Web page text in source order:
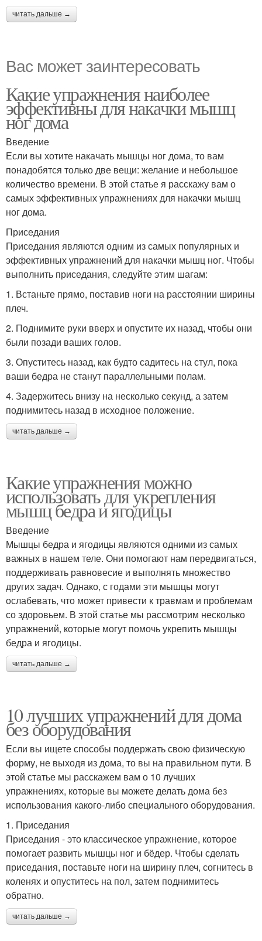
читать дальше →
Вас может заинтересовать
Какие упражнения наиболее
эффективны для накачки мышц
ног дома
Введение
Если вы хотите накачать мышцы ног дома, то вам
понадобятся только две вещи: желание и небольшое
количество времени. В этой статье я расскажу вам о
самых эффективных упражнениях для накачки мышц
ног дома.
Приседания
Приседания являются одним из самых популярных и
эффективных упражнений для накачки мышц ног. Чтобы
выполнить приседания, следуйте этим шагам:
1. Встаньте прямо, поставив ноги на расстоянии ширины
плеч.
2. Поднимите руки вверх и опустите их назад, чтобы они
были позади ваших голов.
3. Опуститесь назад, как будто садитесь на стул, пока
ваши бедра не станут параллельными полам.
4. Задержитесь внизу на несколько секунд, а затем
поднимитесь назад в исходное положение.
читать дальше →
Какие упражнения можно
использовать для укрепления
мышц бедра и ягодицы
Введение
Мышцы бедра и ягодицы являются одними из самых
важных в нашем теле. Они помогают нам передвигаться,
поддерживать равновесие и выполнять множество
других задач. Однако, с годами эти мышцы могут
ослабевать, что может привести к травмам и проблемам
со здоровьем. В этой статье мы рассмотрим несколько
упражнений, которые могут помочь укрепить мышцы
бедра и ягодицы.
читать дальше →
10 лучших упражнений для дома
без оборудования
Если вы ищете способы поддержать свою физическую
форму, не выходя из дома, то вы на правильном пути. В
этой статье мы расскажем вам о 10 лучших
упражнениях, которые вы можете делать дома без
использования какого-либо специального оборудования.
1. Приседания
Приседания - это классическое упражнение, которое
помогает развить мышцы ног и бёдер. Чтобы сделать
приседания, поставьте ноги на ширину плеч, согнитесь в
коленях и опуститесь на пол, затем поднимитесь
обратно.
читать дальше →